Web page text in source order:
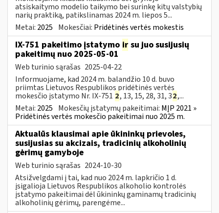
atsiskaitymo modelio taikymo bei surinkę kitų valstybių
narių praktiką, patikslinamas 2024 m. liepos 5...
Metai: 2025 Mokesčiai: Pridėtinės vertės mokestis
IX-751 pakeitimo įstatymo ir su juo susijusių
pakeitimų nuo 2025-05-01
Web turinio sąrašas 2025-04-22
Informuojame, kad 2024 m. balandžio 10 d. buvo
priimtas Lietuvos Respublikos pridėtinės vertės
mokesčio įstatymo Nr. IX-751 2, 13, 15, 28, 31, 32,...
Metai: 2025 Mokesčių įstatymų pakeitimai: MĮP 2021 »
Pridėtinės vertės mokesčio pakeitimai nuo 2025 m.
Aktualūs klausimai apie ūkininkų prievoles,
susijusias su akcizais, tradicinių alkoholinių
gėrimų gamyboje
Web turinio sąrašas 2024-10-30
Atsižvelgdami į tai, kad nuo 2024 m. lapkričio 1 d.
įsigalioja Lietuvos Respublikos alkoholio kontrolės
įstatymo pakeitimai dėl ūkininkų gaminamų tradicinių
alkoholinių gėrimų, parengėme...